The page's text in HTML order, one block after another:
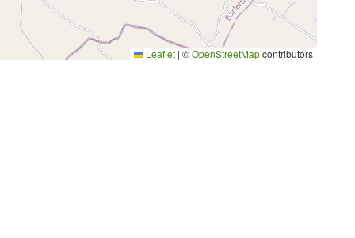
Leaflet | ©OpenStreetMapcontributors